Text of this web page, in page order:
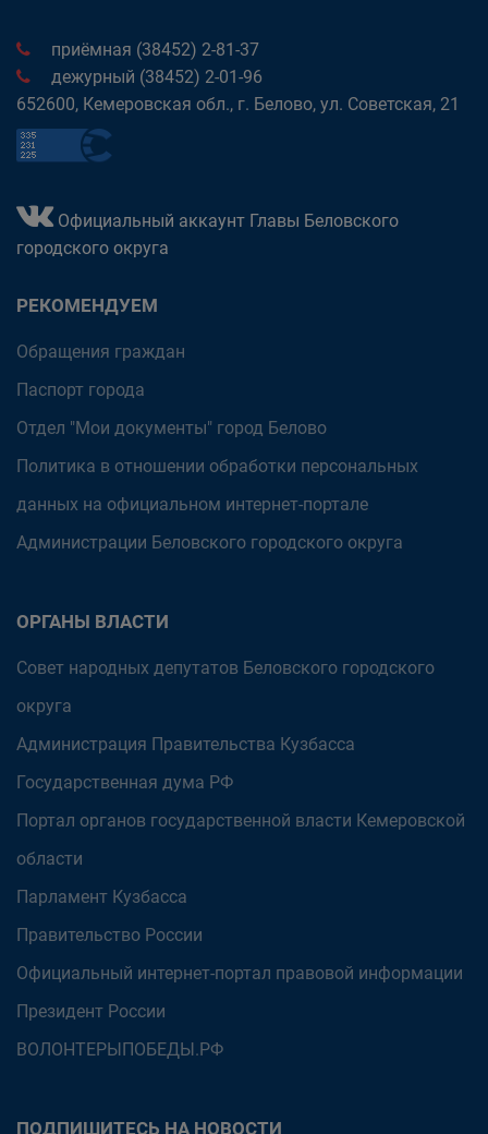
приёмная (38452) 2-81-37
дежурный (38452) 2-01-96
652600, Кемеровская обл., г. Белово, ул. Советская, 21
Официальный аккаунт Главы Беловского
городского округа
РЕКОМЕНДУЕМ
Обращения граждан
Паспорт города
Отдел "Мои документы" город Белово
Политика в отношении обработки персональных
данных на официальном интернет-портале
Администрации Беловского городского округа
ОРГАНЫ ВЛАСТИ
Совет народных депутатов Беловского городского
округа
Администрация Правительства Кузбасса
Государственная дума РФ
Портал органов государственной власти Кемеровской
области
Парламент Кузбасса
Правительство России
Официальный интернет-портал правовой информации
Президент России
ВОЛОНТЕРЫПОБЕДЫ.РФ
ПОДПИШИТЕСЬ НА НОВОСТИ